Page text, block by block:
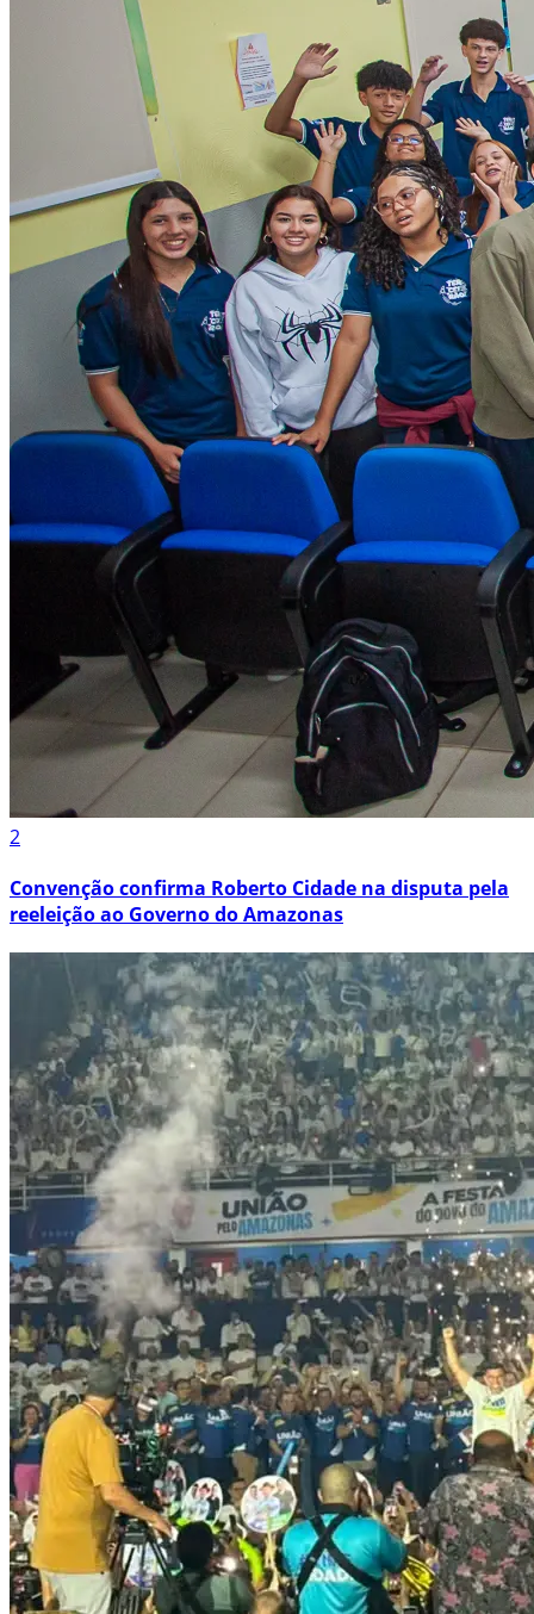
2
Convenção confirma Roberto Cidade na disputa pela
reeleição ao Governo do Amazonas